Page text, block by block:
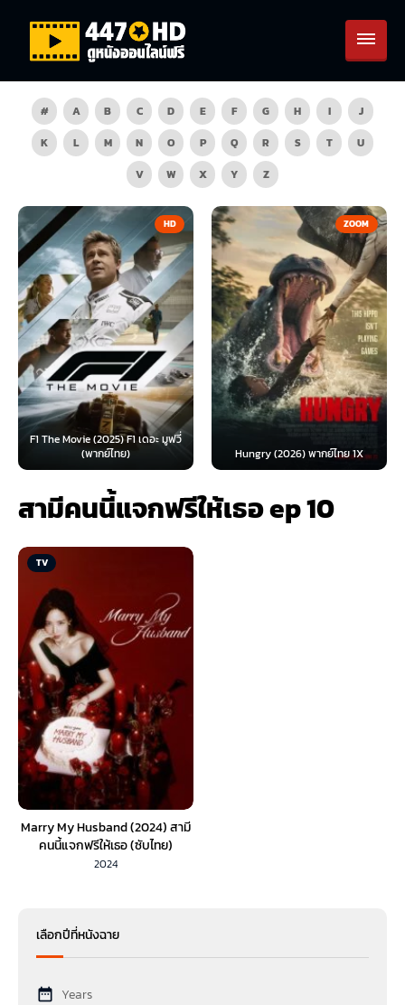
# A B C D E F G H I
J
K
L M N O P Q R S T
U
V
W X Y Z
HD
F1 The Movie (2025) F1 เดอะ มูฟวี่
(พากย์ไทย)
ZOOM
Hungry (2026) พากย์ไทย 1X
สามีคนนี้แจกฟรีให้เธอ ep 10
TV
Marry My Husband (2024) สามี
คนนี้แจกฟรีให้เธอ (ซับไทย)
2024
เลือกปีที่หนังฉาย
Years